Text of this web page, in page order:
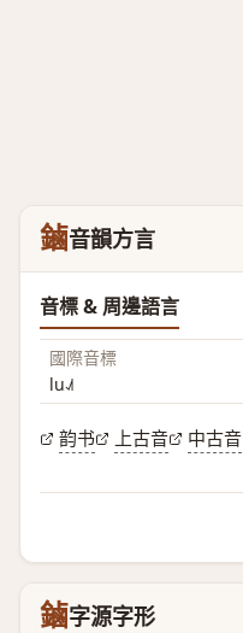
鏀音韻方言
音標 & 周邊語言
國際音標
lu˨˩˦
韵书 上古音 中古音
鏀字源字形